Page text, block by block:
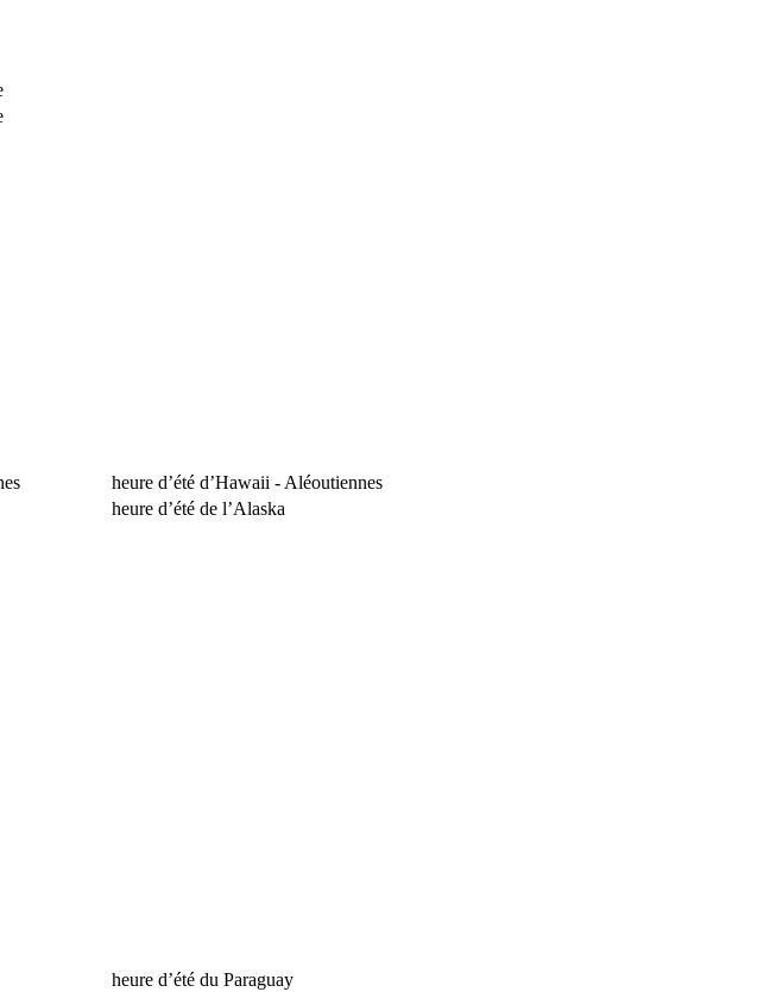
heure d’été d’Hawaii - Aléoutiennes
heure d’été de l’Alaska
heure d’été du Paraguay